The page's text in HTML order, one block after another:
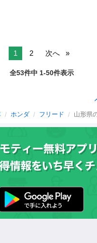
1 2 次へ
全53件中 1-50件表示
ホンダ フリード 山形県